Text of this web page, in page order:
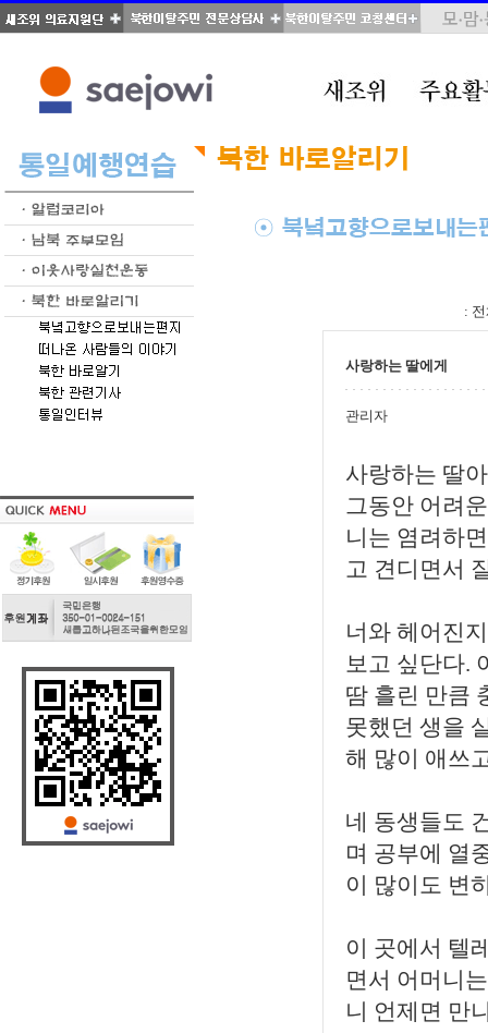
:
사랑하는 딸에게
관리자
사랑하는 딸
그동안 어려
니는 염려하
고 견디면서
너와 헤어진
보고 싶단다.
땀 흘린 만큼
못했던 생을
해 많이 애쓰
네 동생들도
며 공부에 열
이 많이도 변
이 곳에서 텔
면서 어머니
니 언제면 만